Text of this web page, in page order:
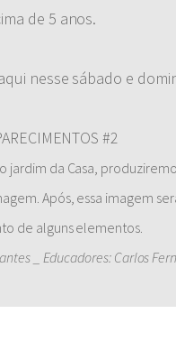
de 5 anos.
nesse sábado e
#2
jardim da Casa,
Após, essa imagem
de alguns elementos.
_ Educadores: Carlos